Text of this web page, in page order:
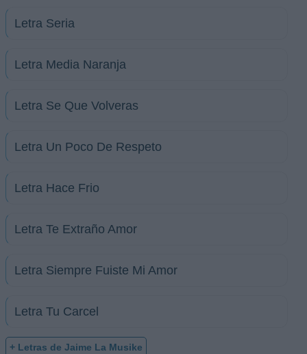
Letra Seria
Letra Media Naranja
Letra Se Que Volveras
Letra Un Poco De Respeto
Letra Hace Frio
Letra Te Extraño Amor
Letra Siempre Fuiste Mi Amor
Letra Tu Carcel
+ Letras de Jaime La Musike